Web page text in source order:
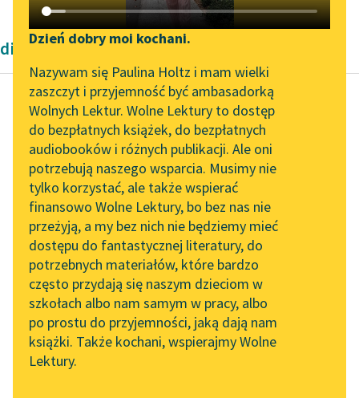
Katalog DAISY
Podkasty o książkach
Zgłoś brak utworu
Aktualności
„Prokurator Alicja Horn”
do słuchania
Byliśmy częścią AI Impact
Lab
Zapraszamy na spotkanie
online z tłumaczkami
literatury skandynawskiej
Spotkanie z Katarzyną
Tunkiel w Oslo
102. lata temu zmarł
Joseph Conrad
Narzędzia
Mapa Wolnych Lektur
Leśmianator
Przewodnik dla piszących i
czytających
API
OAI-PMH
Widget Wolnych Lektur
Przypisy
Dzień dobry moi kochani.
Nazywam się Paulina Holtz i mam wielki
zaszczyt i przyjemność być ambasadorką
Wolnych Lektur. Wolne Lektury to dostęp
do bezpłatnych książek, do bezpłatnych
audiobooków i różnych publikacji. Ale oni
potrzebują naszego wsparcia. Musimy nie
tylko korzystać, ale także wspierać
finansowo Wolne Lektury, bo bez nas nie
przeżyją, a my bez nich nie będziemy mieć
dostępu do fantastycznej literatury, do
potrzebnych materiałów, które bardzo
często przydają się naszym dzieciom w
szkołach albo nam samym w pracy, albo
po prostu do przyjemności, jaką dają nam
książki. Także kochani, wspierajmy Wolne
Lektury.
dialogi Platon
Platon
Obrona Sokratesa
On psuje młodzież! A
gdy ich się kto spyta,
co z nią robi i czego...
Czytaj więcej